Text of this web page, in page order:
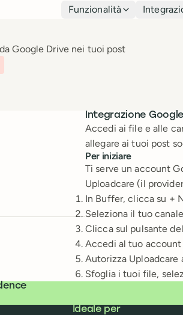
Funzionalità
Google Drive nei tuoi post
Integrazione
Accedi ai file e alle
allegare ai tuoi post
Per iniziare
Ti serve un account
Uploadcare (il
In Buffer, clicca su +
Seleziona il tuo
Clicca sul pulsante
Accedi al tuo
Autorizza Uploadcare
Sfoglia i tuoi file,
Ideale per